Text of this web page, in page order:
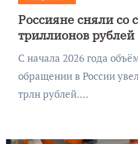
Россияне сняли со
триллионов
С начала 2026 года объём наличных денег в
обращении в России
трлн рублей.…